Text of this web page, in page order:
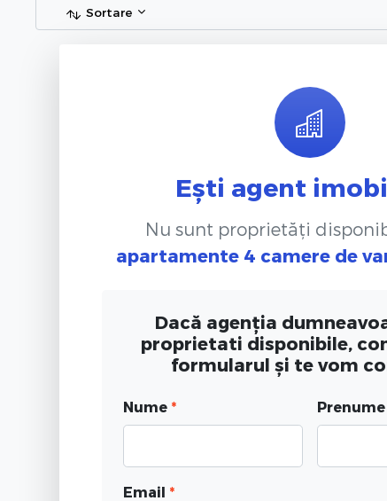
Sortare
Ești agent
Nu sunt proprietăți
apartamente 4 camere de
Dacă agenția
proprietati disponibile,
formularul și te vom
Nume * Prenume
Email *